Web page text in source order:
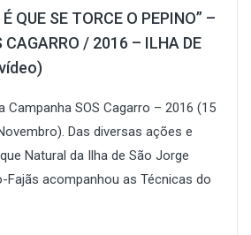
QUE SE TORCE O PEPINO” –
CAGARRO / 2016 – ILHA DE
Campanha SOS Cagarro – 2016 (15
Das diversas ações e
Natural da Ilha de São Jorge
Fajãs acompanhou as Técnicas do